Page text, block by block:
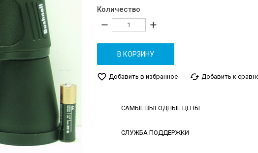
Количество
remove add
В КОРЗИНУ
favorite_border Добавить в избранное cached Добавить к
САМЫЕ ВЫГОДНЫЕ ЦЕНЫ
СЛУЖБА ПОДДЕРЖКИ